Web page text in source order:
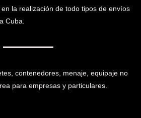
la realización de todo tipos de envíos
Cuba.
contenedores, menaje, equipaje no
para empresas y particulares.